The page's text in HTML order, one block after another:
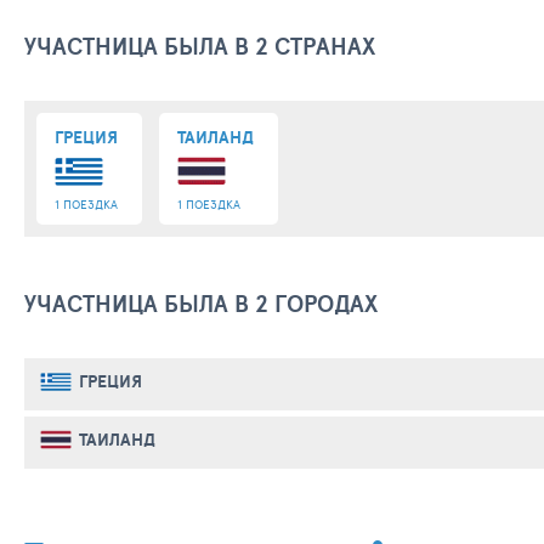
УЧАСТНИЦА БЫЛА В 2 СТРАНАХ
ГРЕЦИЯ
1 ПОЕЗДКА
ТАИЛАНД
1 ПОЕЗДКА
УЧАСТНИЦА БЫЛА В 2 ГОРОДАХ
ГРЕЦИЯ
ТАИЛАНД